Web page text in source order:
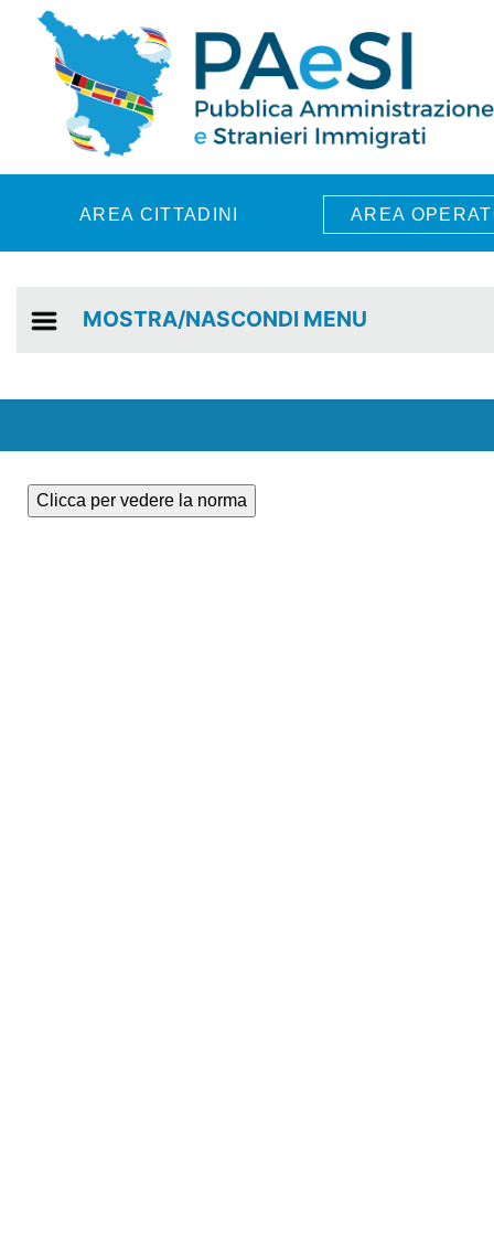
Skip to main content
AREA CITTADINI AREA
MOSTRA/NASCONDI MENU
Clicca per vedere la norma